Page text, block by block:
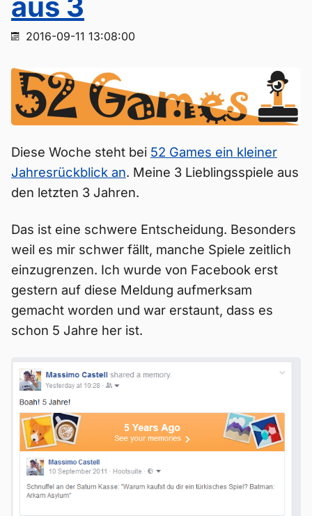
2016-09-11 13:08:00
Diese Woche steht bei 52 Games ein kleiner
Jahresrückblick an. Meine 3 Lieblingsspiele aus
den letzten 3 Jahren.
Das ist eine schwere Entscheidung. Besonders
weil es mir schwer fällt, manche Spiele zeitlich
einzugrenzen. Ich wurde von Facebook erst
gestern auf diese Meldung aufmerksam
gemacht worden und war erstaunt, dass es
schon 5 Jahre her ist.